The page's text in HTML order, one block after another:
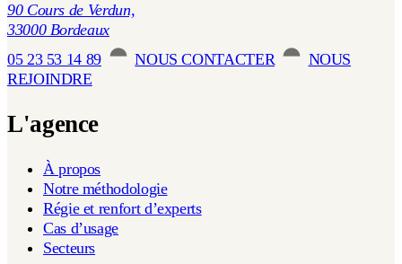
90 Cours de Verdun,
33000 Bordeaux
05 23 53 14 89
NOUS CONTACTER
NOUS
REJOINDRE
L'agence
À propos
Notre méthodologie
Régie et renfort d’experts
Cas d’usage
Secteurs